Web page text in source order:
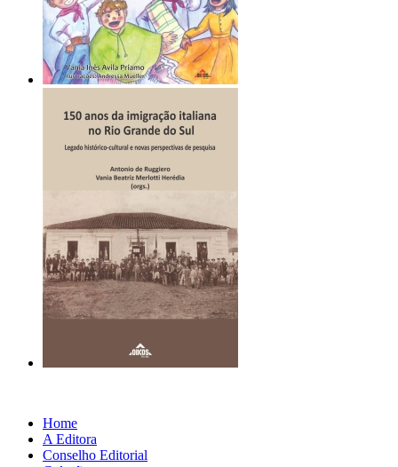
Home
A Editora
Conselho Editorial